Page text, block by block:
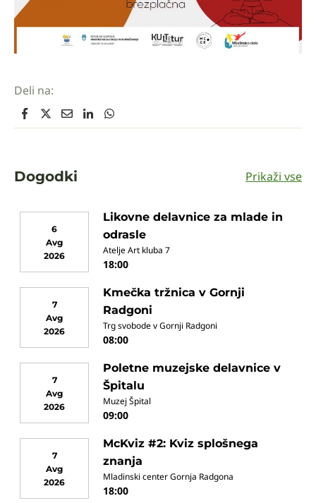
Deli na:
Dogodki Prikaži vse
6
Avg
2026
Likovne delavnice za mlade in
odrasle
Atelje Art kluba 7
18:00
7
Avg
2026
Kmečka tržnica v Gornji
Radgoni
Trg svobode v Gornji Radgoni
08:00
7
Avg
2026
Poletne muzejske delavnice v
Špitalu
Muzej Špital
09:00
7
Avg
2026
McKviz #2: Kviz splošnega
znanja
Mladinski center Gornja Radgona
18:00